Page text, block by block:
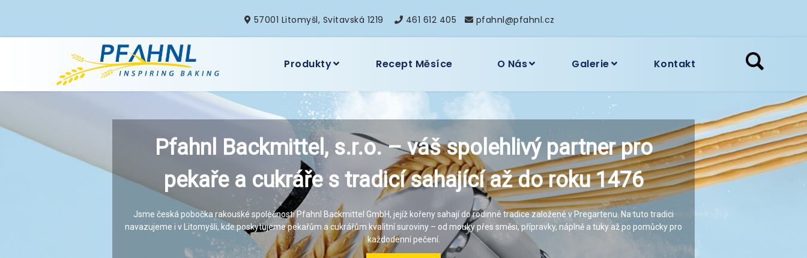
57001 Litomyšl, Svitavská 1219 461 612 405 pfahnl@pfahnl.cz
Produkty Recept Měsíce O Nás Galerie Kontakt
Pfahnl Backmittel, s.r.o. – váš spolehlivý partner pro
pekaře a cukráře s tradicí sahající až do roku 1476
Jsme česká pobočka rakouské společnosti Pfahnl Backmittel GmbH, jejíž kořeny sahají do rodinné tradice založené v Pregartenu. Na tuto tradici
navazujeme i v Litomyšli, kde poskytujeme pekařům a cukrářům kvalitní suroviny – od mouky přes směsi, přípravky, náplně a tuky až po pomůcky pro
každodenní pečení.
Pfahnl Backmittel, s.r.o. – váš spolehlivý partner pro
pekaře a cukráře s tradicí sahající až do roku 1476
Jsme česká pobočka rakouské společnosti Pfahnl Backmittel GmbH, jejíž kořeny sahají do rodinné tradice založené v Pregartenu. Na tuto tradici
navazujeme i v Litomyšli, kde poskytujeme pekařům a cukrářům kvalitní suroviny – od mouky přes směsi, přípravky, náplně a tuky až po pomůcky pro
každodenní pečení.